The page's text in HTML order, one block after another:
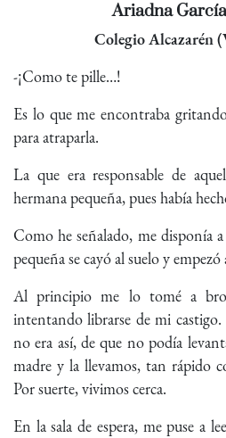
Ariadna
Colegio Alcazarén
-¡Como te pille…!
Es lo que me encontraba
para atraparla.
La que era responsable de
hermana pequeña, pues había
Como he señalado, me disponía
pequeña se cayó al suelo y
Al principio me lo tomé a
intentando librarse de mi
no era así, de que no podía
madre y la llevamos, tan rápido
Por suerte, vivimos cerca.
En la sala de espera, me puse a